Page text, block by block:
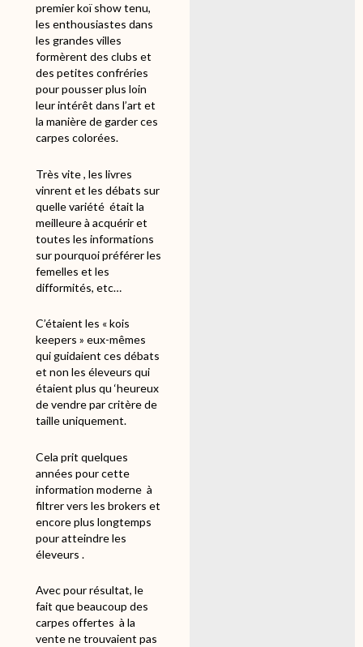
premier koï show tenu,
les enthousiastes dans
les grandes villes
formèrent des clubs et
des petites confréries
pour pousser plus loin
leur intérêt dans l’art et
la manière de garder ces
carpes colorées.
Très vite , les livres
vinrent et les débats sur
quelle variété était la
meilleure à acquérir et
toutes les informations
sur pourquoi préférer les
femelles et les
difformités, etc…
C’étaient les « kois
keepers » eux-mêmes
qui guidaient ces débats
et non les éleveurs qui
étaient plus qu ‘heureux
de vendre par critère de
taille uniquement.
Cela prit quelques
années pour cette
information moderne à
filtrer vers les brokers et
encore plus longtemps
pour atteindre les
éleveurs .
Avec pour résultat, le
fait que beaucoup des
carpes offertes à la
vente ne trouvaient pas